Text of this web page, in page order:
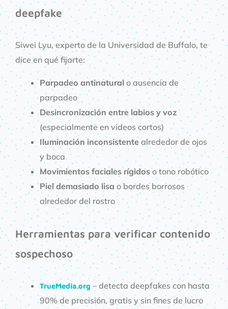
deepfake
Siwei Lyu, experto de la Universidad de Buffalo, te
dice en qué fijarte:
Parpadeo antinatural o ausencia de
parpadeo
Desincronización entre labios y voz
(especialmente en videos cortos)
Iluminación inconsistente alrededor de ojos
y boca
Movimientos faciales rígidoso tono robótico
Piel demasiado lisa o bordes borrosos
alrededor del rostro
Herramientas para verificar contenido
sospechoso
TrueMedia.org – detecta deepfakes con hasta
90% de precisión, gratis y sin fines de lucro